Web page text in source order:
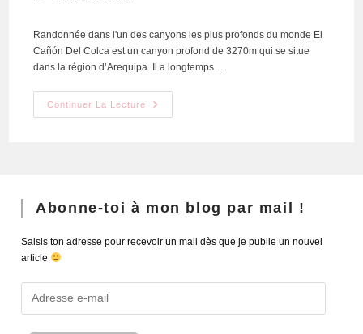
Randonnée dans l'un des canyons les plus profonds du monde El
Cañón Del Colca est un canyon profond de 3270m qui se situe
dans la région d’Arequipa. Il a longtemps…
Continuer La Lecture
Abonne-toi à mon blog par mail !
Saisis ton adresse pour recevoir un mail dès que je publie un nouvel
article